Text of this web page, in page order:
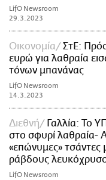
LifO Newsroom
29.3.2023
Οικονομία
ΣτΕ:
ευρώ για λαθραία
τόνων μπανάνας
LifO Newsroom
14.3.2023
Διεθνή
Γαλλία: Το
στο σφυρί λαθραία-
«επώνυμες» τσάντες
ράβδους
LifO Newsroom